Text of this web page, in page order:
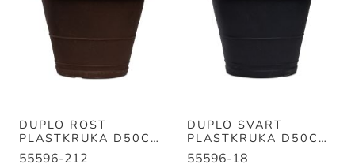
DUPLO ROST
PLASTKRUKA D50CM
H45CM
55596-212
DUPLO SVART
PLASTKRUKA D50CM
H45CM
55596-18